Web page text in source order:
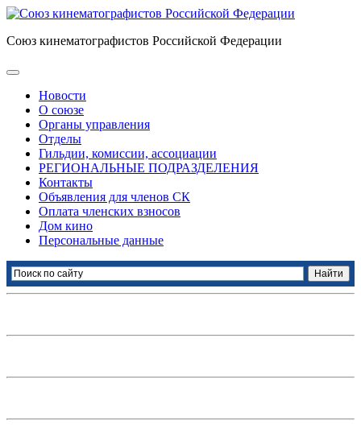
Союз кинематографистов Российской Федерации
Новости
О союзе
Органы управления
Отделы
Гильдии, комиссии, ассоциации
РЕГИОНАЛЬНЫЕ ПОДРАЗДЕЛЕНИЯ
Контакты
Объявления для членов СК
Оплата членских взносов
Дом кино
Персональные данные